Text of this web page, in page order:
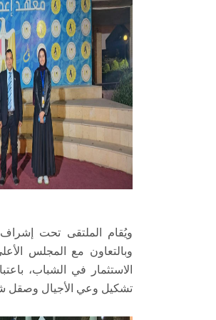
ويُقام الملتقى تحت إشراف
وبالتعاون مع المجلس
الاستثمار في الشباب،
تشكيل وعي الأجيال وصقل